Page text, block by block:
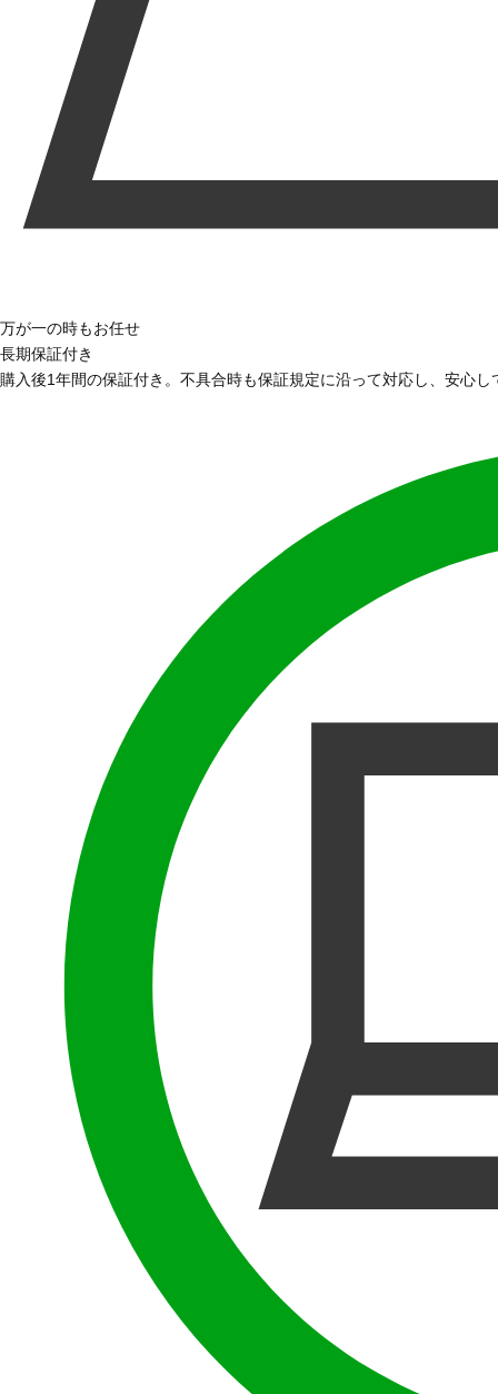
万が一の時もお任せ
長期保証付き
購入後1年間の保証付き。不具合時も保証規定に沿って対応し、安心